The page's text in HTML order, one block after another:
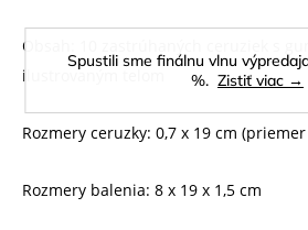
Spustili sme finálnu vlnu
%. Zistiť viac →
Obsah: 10 zastrúhaných ceruziek s
ilustrovaným telom
Rozmery ceruzky: 0,7 x 19 cm (priemer
Rozmery balenia: 8 x 19 x 1,5 cm